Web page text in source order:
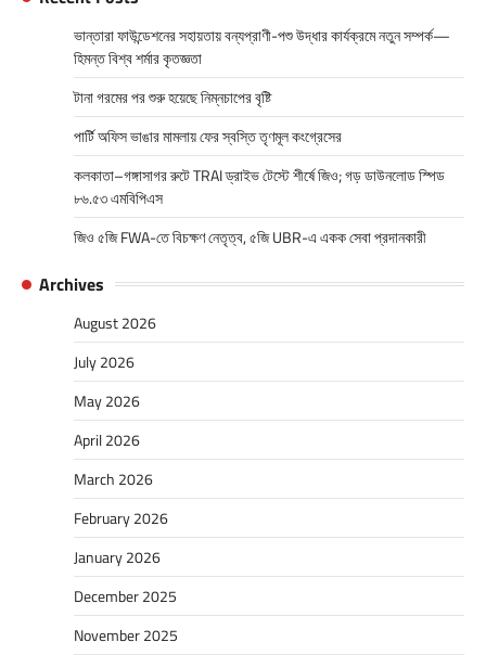
ভান্তারা ফাউন্ডেশনের সহায়তায় বন্যপ্রাণী-পশু উদ্ধার কার্যক্রমে নতুন সম্পর্ক—
হিমন্ত বিশ্ব শর্মার কৃতজ্ঞতা
টানা গরমের পর শুরু হয়েছে নিম্নচাপের বৃষ্টি
পার্টি অফিস ভাঙার মামলায় ফের স্বস্তি তৃণমূল কংগ্রেসের
কলকাতা–গঙ্গাসাগর রুটে TRAI ড্রাইভ টেস্টে শীর্ষে জিও; গড় ডাউনলোড স্পিড
৮৬.৫৩ এমবিপিএস
জিও ৫জি FWA-তে বিচক্ষণ নেতৃত্ব, ৫জি UBR-এ একক সেবা প্রদানকারী
Archives
August 2026
July 2026
May 2026
April 2026
March 2026
February 2026
January 2026
December 2025
November 2025